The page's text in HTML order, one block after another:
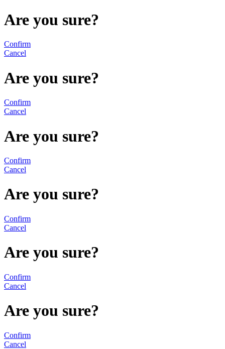
Are you sure?
Confirm
Cancel
Are you sure?
Confirm
Cancel
Are you sure?
Confirm
Cancel
Are you sure?
Confirm
Cancel
Are you sure?
Confirm
Cancel
Are you sure?
Confirm
Cancel